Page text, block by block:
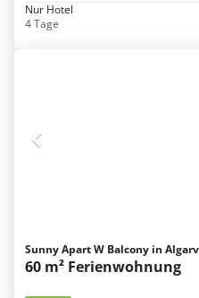
Nur Hotel
4 Tage
Sunny Apart W Balcony in
60 m² Ferienwohnung